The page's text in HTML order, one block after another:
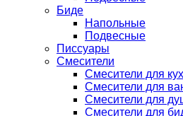
Биде
Напольные
Подвесные
Писсуары
Смесители
Смесители для
Смесители для
Смесители для
Смесители для